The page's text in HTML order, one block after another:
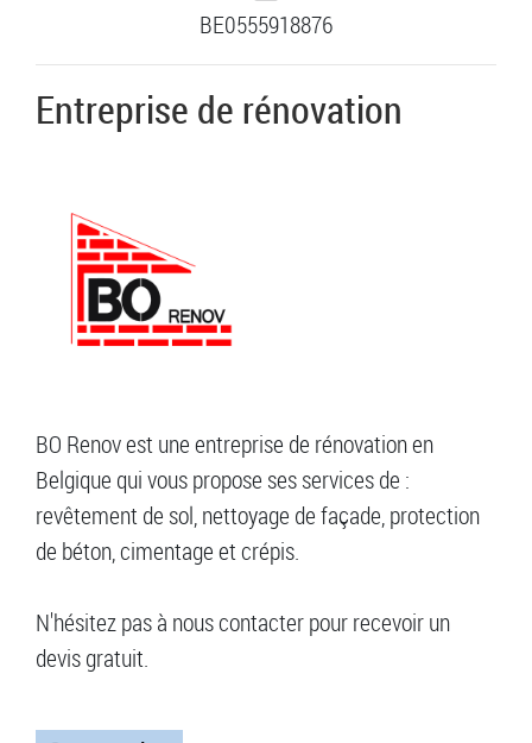
BE0555918876
Entreprise de rénovation
BO Renov est une entreprise de rénovation en
Belgique qui vous propose ses services de :
revêtement de sol, nettoyage de façade, protection
de béton, cimentage et crépis.
N'hésitez pas à nous contacter pour recevoir un
devis gratuit.